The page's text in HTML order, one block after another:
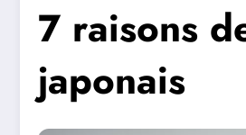
7 raisons
japonais